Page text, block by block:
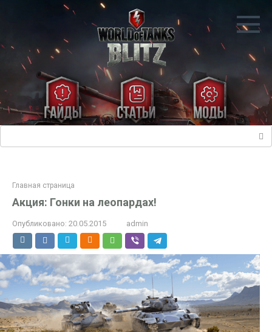
Главная страница
Акция: Гонки на леопардах!
Опубликовано: 20.05.2015 admin